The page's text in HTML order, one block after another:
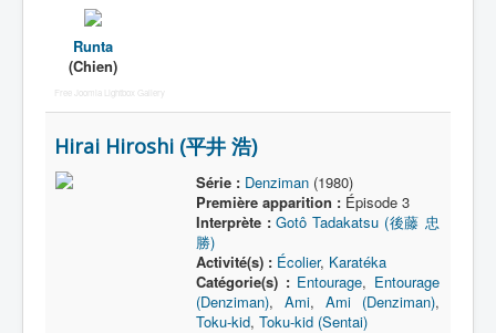
Runta
(Chien)
Free Joomla Lightbox Gallery
Hirai Hiroshi (平井 浩)
Série : Denziman(1980)
Première apparition :Épisode 3
Interprète : Gotô Tadakatsu (後藤 忠
勝)
Activité(s) : Écolier, Karatéka
Catégorie(s) : Entourage, Entourage
(Denziman), Ami, Ami (Denziman),
Toku-kid, Toku-kid (Sentai)